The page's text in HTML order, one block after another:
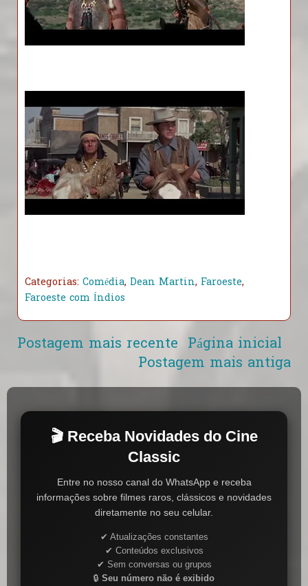
Categorias: Comédia, Dean Martin, Faroeste,
Faroeste com Índios
Postagem mais recente
Postagem mais antiga
Página inicial
🎬 Receba Novidades do Cine
Classic
Entre no nosso canal do WhatsApp e receba
informações sobre filmes raros, clássicos e novidades
diretamente no seu celular.
✔ Atualizações constantes
✔ Conteúdos exclusivos
✔ Sem conversas ou grupos
🔒 Seu número não é exibido